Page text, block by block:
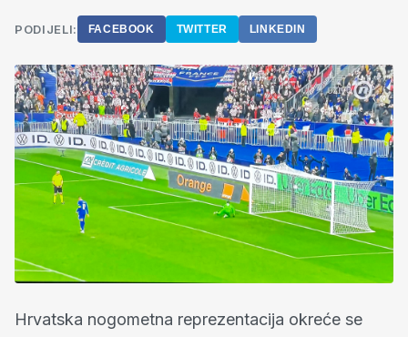
PODIJELI: FACEBOOK TWITTER LINKEDIN
Hrvatska nogometna reprezentacija okreće se